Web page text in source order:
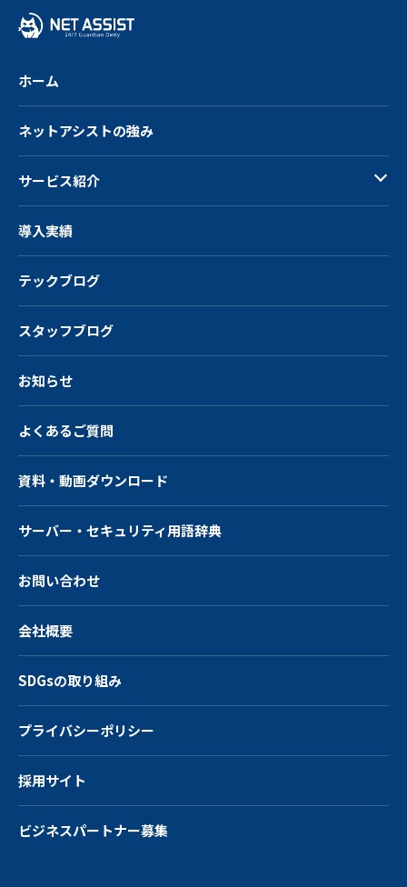
ホーム
ネットアシストの強み
サービス紹介
導入実績
テックブログ
スタッフブログ
お知らせ
よくあるご質問
資料・動画ダウンロード
サーバー・ セキュリティ用語辞典
お問い合わせ
会社概要
SDGsの取り組み
プライバシーポリシー
採用サイト
ビジネスパートナー募集